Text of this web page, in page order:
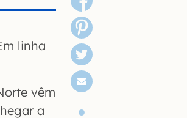
linha
vêm
a